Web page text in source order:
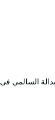
السالمي في